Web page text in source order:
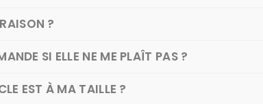
?
SI ELLE NE ME PLAÎT PAS ?
EST À MA TAILLE ?